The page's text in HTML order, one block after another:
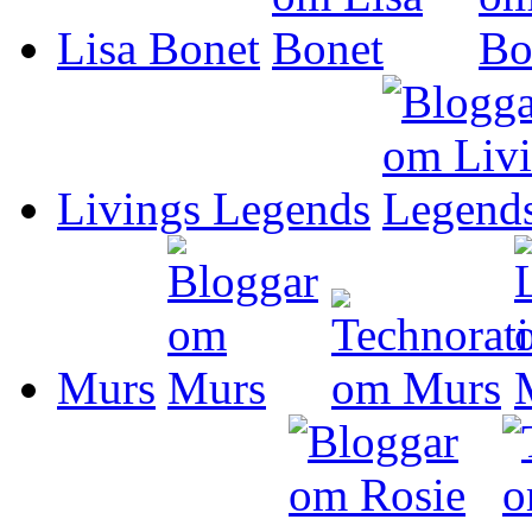
Lisa Bonet
Livings Legends
Murs